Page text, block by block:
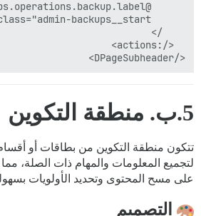
</DPageSubheader>
5.ب. منطقة التكوين
تتكون منطقة التكوين من بطاقات أو
لتجميع المعلومات والمهام ذات الصلة،
على مسح المحتوى وتحديد الأولويات
التصميم